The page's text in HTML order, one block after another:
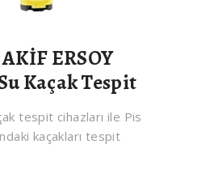
ERSOY
Kaçak Tespit
tespit cihazları ile Pis
kaçakları tespit